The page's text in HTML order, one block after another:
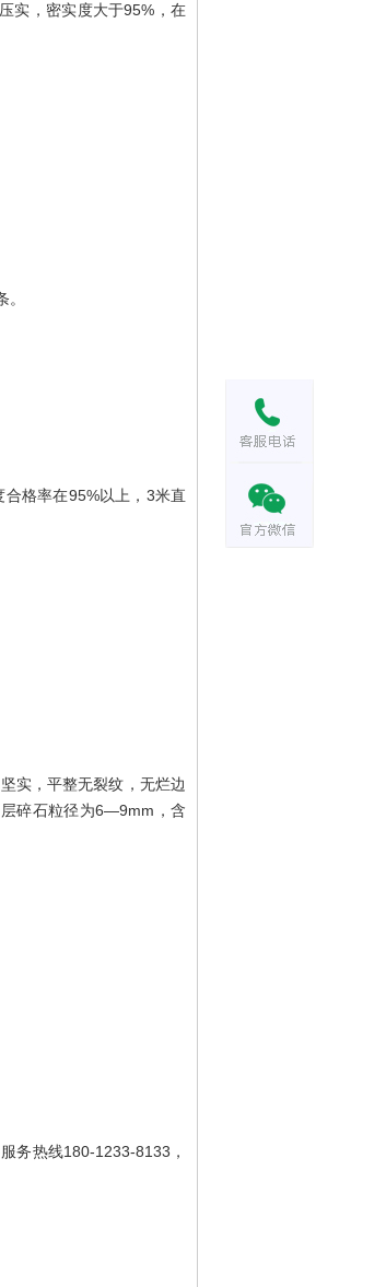
实，密实度大于95%，在
格率在95%以上，3米直
实，平整无裂纹，无烂边
碎石粒径为6—9mm，含
务热线180-1233-8133，